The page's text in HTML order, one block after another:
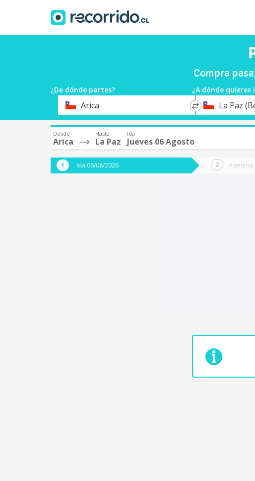
Compra
¿De dónde partes? ¿A dónde quieres
OrigenArica
*
DestinoLa Paz
Desde
Arica
Hasta
La Paz
Ida
Jueves 06 Agosto
Ida 06/08/2026 Asientos